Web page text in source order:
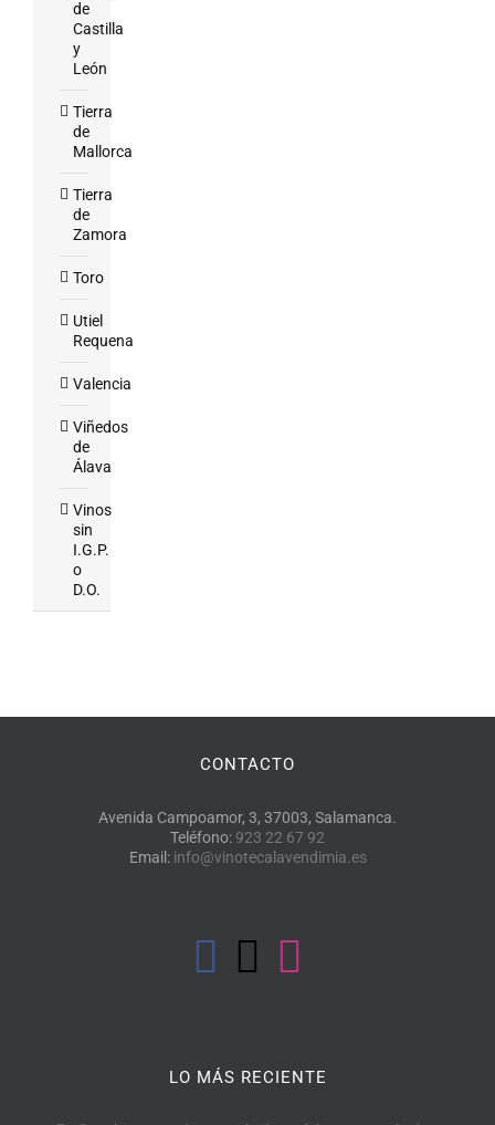
de
Castilla
y
León
Tierra
de
Mallorca
Tierra
de
Zamora
Toro
Utiel
Requena
Valencia
Viñedos
de
Álava
Vinos
sin
I.G.P.
o
D.O.
CONTACTO
Avenida Campoamor, 3, 37003, Salamanca.
Teléfono: 923 22 67 92
Email: info@vinotecalavendimia.es
LO MÁS RECIENTE